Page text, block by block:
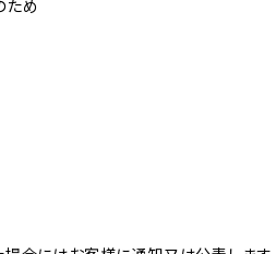
ため